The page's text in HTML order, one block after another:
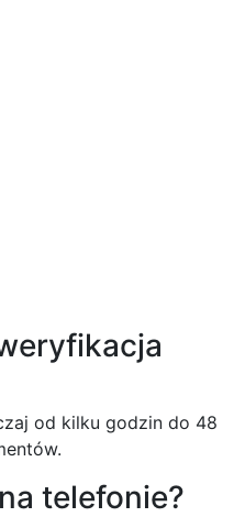
od kilku godzin do 48
telefonie?